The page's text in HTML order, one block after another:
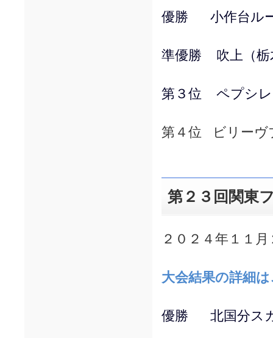
優勝 小作台ル
準優勝 吹上（栃
第３位 ペプシレ
第４位 ビリーヴ
第２３回関東
２０２４年１１
大会結果の詳細
優勝 北国分ス